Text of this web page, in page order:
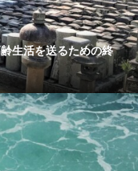
生活を送るための終